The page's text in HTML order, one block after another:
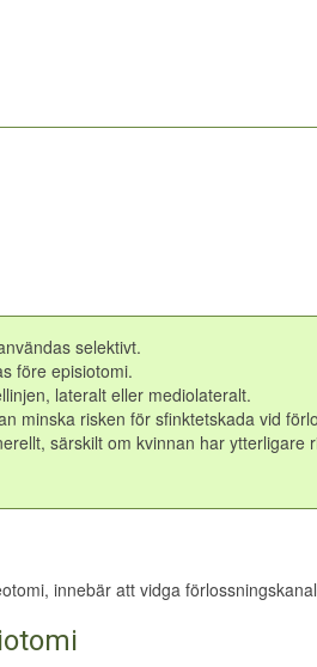
selektivt.
före episiotomi.
lateralt eller mediolateralt.
minska risken för sfinktetskada vid
särskilt om kvinnan har ytterligare
innebär att vidga